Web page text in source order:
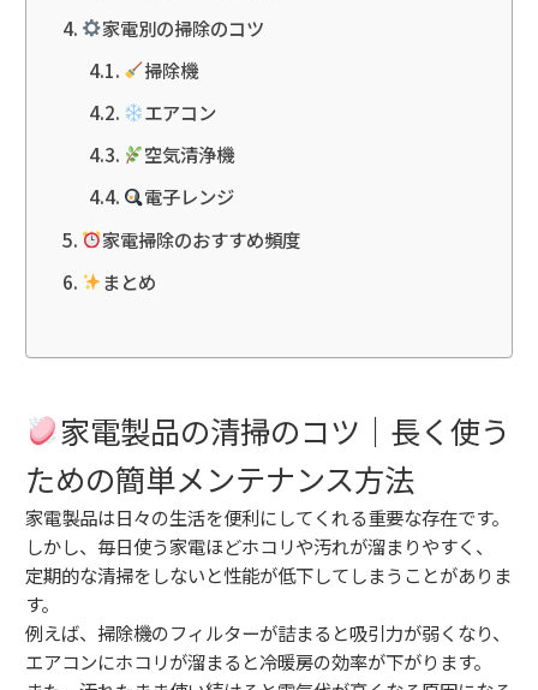
家電別の掃除のコツ
掃除機
エアコン
空気清浄機
電子レンジ
家電掃除のおすすめ頻度
まとめ
家電製品の清掃のコツ｜長く使う
ための簡単メンテナンス方法
家電製品は日々の生活を便利にしてくれる重要な存在です。
しかし、毎日使う家電ほどホコリや汚れが溜まりやすく、
定期的な清掃をしないと性能が低下してしまうことがありま
す。
例えば、掃除機のフィルターが詰まると吸引力が弱くなり、
エアコンにホコリが溜まると冷暖房の効率が下がります。